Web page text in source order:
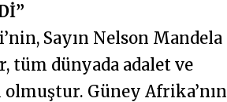
Sayın Nelson Mandela
tüm dünyada adalet ve
Güney Afrika’nın